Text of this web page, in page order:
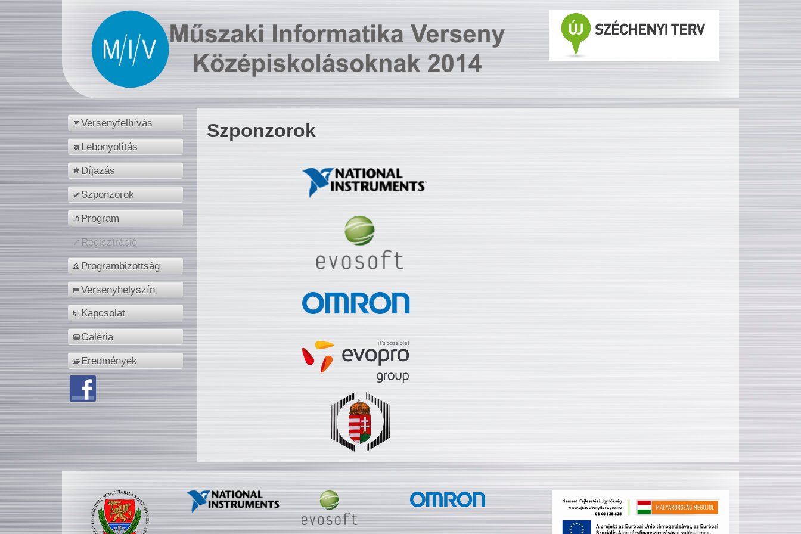
Versenyfelhívás
Lebonyolítás
Díjazás
Szponzorok
Program
Regisztráció
Programbizottság
Versenyhelyszín
Kapcsolat
Galéria
Eredmények
Szponzorok